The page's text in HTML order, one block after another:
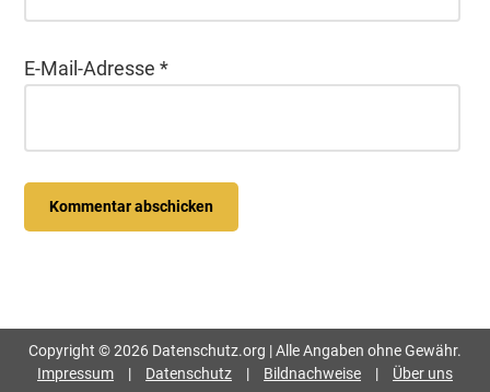
E-Mail-Adresse*
Copyright © 2026 Datenschutz.org | Alle Angaben ohne Gewähr.
Impressum
| Datenschutz | Bildnachweise |
Über uns